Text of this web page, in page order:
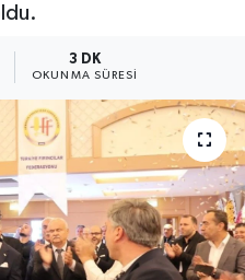
3 DK
OKUNMA SÜRESI